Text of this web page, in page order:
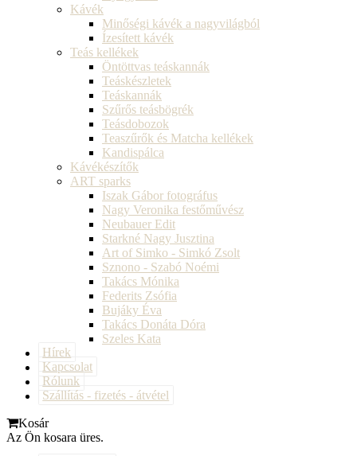
Kávék
Minőségi kávék a nagyvilágból
Ízesített kávék
Teás kellékek
Öntöttvas teáskannák
Teáskészletek
Teáskannák
Szűrős teásbögrék
Teásdobozok
Teaszűrők és Matcha kellékek
Kandispálca
Kávékészítők
ART sparks
Iszak Gábor fotográfus
Nagy Veronika festőművész
Neubauer Edit
Starkné Nagy Jusztina
Art of Simko - Simkó Zsolt
Sznono - Szabó Noémi
Takács Mónika
Federits Zsófia
Bujáky Éva
Takács Donáta Dóra
Szeles Kata
Hírek
Kapcsolat
Rólunk
Szállítás - fizetés - átvétel
Kosár
Az Ön kosara üres.